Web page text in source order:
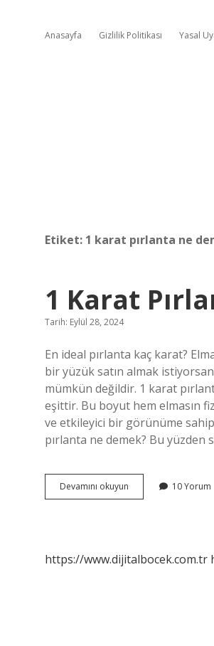
Anasayfa Gizlilik Politikası Yasal
Etiket: 1 karat pırlanta ne
1 Karat
Tarih: Eylül 28, 2024
En ideal pırlanta kaç karat?
bir yüzük satın almak
mümkün değildir. 1 karat
eşittir. Bu boyut hem elmasın
ve etkileyici bir görünüme
pırlanta ne demek? Bu yüzden
Devamını okuyun
Karat
10 Yorum
https://www.dijitalbocek.com.tr